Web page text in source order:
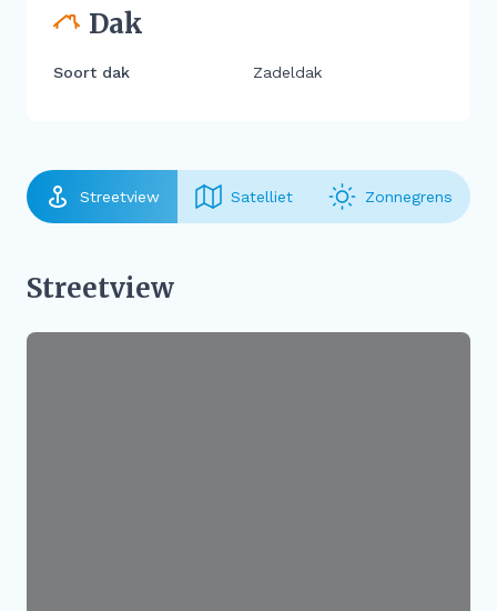
Dak
Soort dak Zadeldak
Streetview Satelliet Zonnegrens
Streetview